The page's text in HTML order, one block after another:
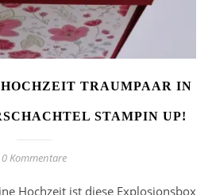
TRAUMPAAR IN
STAMPIN UP!
0 Kommentare